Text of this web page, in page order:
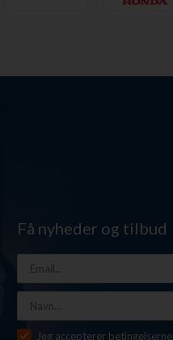
Få nyheder og tilbud
Jeg accepterer betingelserne